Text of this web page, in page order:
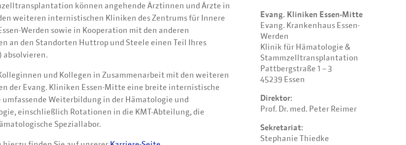
können angehende Ärztinnen und Ärzte in
weiteren internistischen Kliniken des Zentrums für Innere
Werden sowie in Kooperation mit den anderen
an den Standorten Huttrop und Steele einen Teil Ihres
absolvieren.
und Kollegen in Zusammenarbeit mit den weiteren
der Evang. Kliniken Essen-Mitte eine breite internistische
Weiterbildung in der Hämatologie und
einschließlich Rotationen in die KMT-Abteilung, die
Speziallabor.
Evang. Kliniken Essen-Mitte
Evang. Krankenhaus Essen-
Werden
Klinik für Hämatologie &
Stammzelltransplantation
Pattbergstraße 1 – 3
45239 Essen
Direktor:
Prof. Dr. med. Peter Reimer
Sekretariat:
Stephanie Thiedke